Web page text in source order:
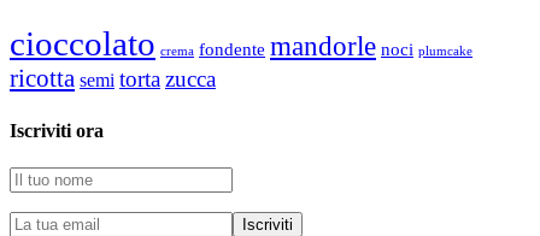
cioccolato crema fondente mandorle noci plumcake
ricotta semi tortazucca
Iscriviti ora